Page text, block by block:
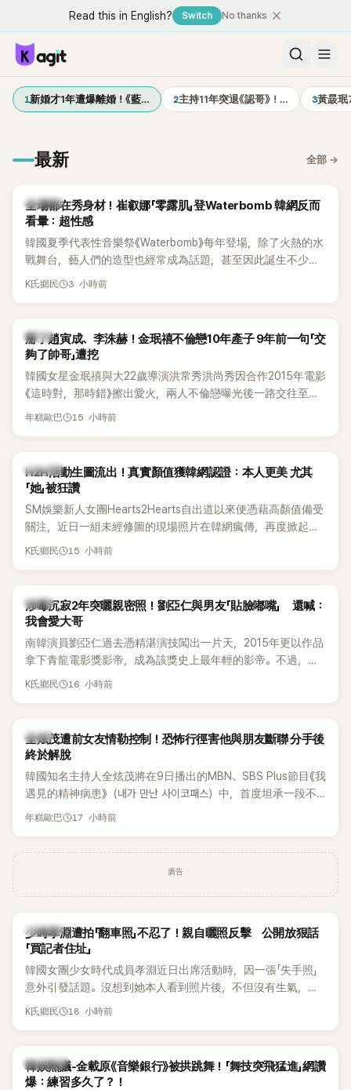
Read this in English? Switch No thanks
1新婚才1年遭爆離婚！《藍… 2主持11年突退《認哥》！… 3黃晸
最新 全部 →
K-POP
全場都在秀身材！崔叡娜「零露肌」登Waterbomb 韓網反而
看暈：超性感
韓國夏季代表性音樂祭《Waterbomb》每年登場，除了火熱的水
戰舞台，藝人們的造型也經常成為話題，甚至因此誕生不少
「Waterbomb女神」、「Waterbomb男神」。過去包括泫雅、宣
K氏鄉民 3 小時前
韓星
掰了趙寅成、李洙赫！金珉禧不倫戀10年產子 9年前一句「交
夠了帥哥」遭挖
韓國女星金珉禧與大22歲導演洪常秀洪尚秀因合作2015年電影
《這時對，那時錯》擦出愛火，兩人不倫戀曝光後一路交往至
今，戀情已持續近10年，並於去年迎來兩人的兒子。金珉禧也
首度以演員身分復出。不過，新片尚未上映，她9年前電影中的
一句台詞卻突然被韓網翻出，意外再度掀起熱議。
年糕歐巴 15 小時前
K-POP
H2H活動生圖流出！真實顏值獲韓網認證：本人更美 尤其
「她」被狂讚
SM娛樂新人女團Hearts2Hearts自出道以來便憑藉高顏值備受
關注，近日一組未經修圖的現場照片在韓網瘋傳，再度掀起熱
烈討論，不少看過本人的網友更直呼：「真人比照片還漂亮！」
K氏鄉民 15 小時前
韓星
涉毒沉寂2年突曬親密照！劉亞仁與男友「貼臉嘟嘴」 還喊：
我會愛大哥
南韓演員劉亞仁過去憑精湛演技闖出一片天，2015年更以作品
拿下青龍電影獎影帝，成為該獎史上最年輕的影帝。不過，他
2023年爆出涉毒風波後，演藝事業受到重創，後續又牽扯與男
K氏鄉民 16 小時前
韓星
全炫茂遭前女友情勒控制！恐怖行徑害他與朋友斷聯 分手後
終於解脫
韓國知名主持人全炫茂將在9日播出的MBN、SBS Plus節目《我
遇見的精神病患》（내가 만난 사이코패스）中，首度坦承一段不
堪回首的戀愛經歷，自爆曾遭前女友過度控制，不僅走到哪都
年糕歐巴 17 小時前
廣告
K-POP
少時孝淵遭拍「翻車照」不忍了！親自曬照反擊 公開放狠話
「買記者住址」
韓國女團少女時代成員孝淵近日出席活動時，因一張「失手照」
意外引發話題。沒想到她本人看到照片後，不但沒有生氣，反
而親自把照片放上IG限時動態開玩笑，甚至幽默喊話要「買記者
K氏鄉民 18 小時前
熱議討論
韓娛熱議-金載原《音樂銀行》被拱跳舞！「舞技突飛猛進」網讚
爆：練習多久了？！